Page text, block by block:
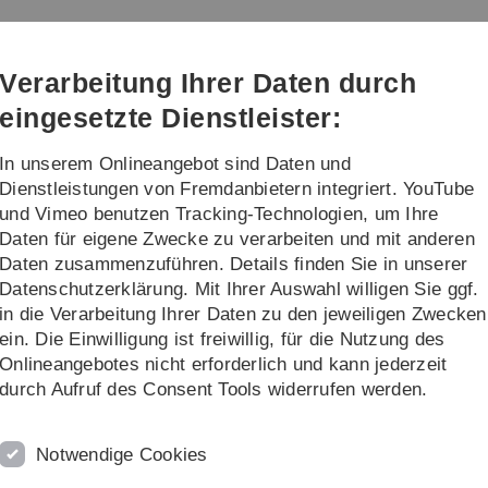
Direkt
Direkt
Direkt
(Sprache,
Drucken,
Social
Direkt
Direkt
Studierende FAQs
Science and Engineering
Verarbeitung Ihrer Daten durch
eingesetzte Dienstleister:
In unserem Onlineangebot sind Daten und
Dienstleistungen von Fremdanbietern integriert. YouTube
und Vimeo benutzen Tracking-Technologien, um Ihre
Daten für eigene Zwecke zu verarbeiten und mit anderen
Daten zusammenzuführen. Details finden Sie in unserer
Datenschutzerklärung. Mit Ihrer Auswahl willigen Sie ggf.
in die Verarbeitung Ihrer Daten zu den jeweiligen Zwecken
ein. Die Einwilligung ist freiwillig, für die Nutzung des
Onlineangebotes nicht erforderlich und kann jederzeit
durch Aufruf des Consent Tools widerrufen werden.
Notwendige Cookies